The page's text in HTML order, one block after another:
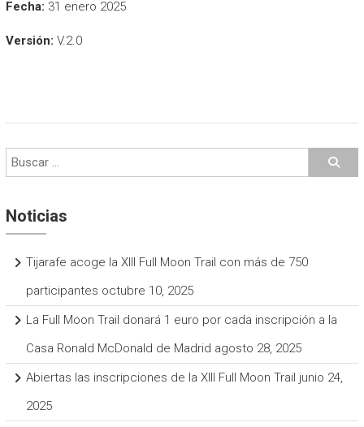
Fecha: 31 enero 2025
Versión: V.2.0
Noticias
Tijarafe acoge la XIII Full Moon Trail con más de 750
participantes octubre 10, 2025
La Full Moon Trail donará 1 euro por cada inscripción a la
Casa Ronald McDonald de Madrid agosto 28, 2025
Abiertas las inscripciones de la XIII Full Moon Trail junio 24,
2025
Marketing
Al compartir tus
aumentas la
ver contenido y
ofertas
personalizados.